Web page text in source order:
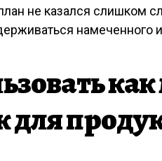
не казался слишком
намеченного
для